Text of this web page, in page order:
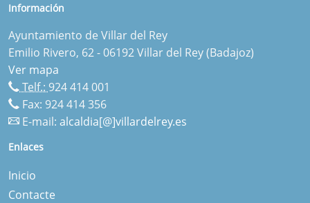
Información
Ayuntamiento de Villar del Rey
Emilio Rivero, 62 - 06192 Villar del Rey (Badajoz)
Ver mapa
Telf.: 924 414 001
Fax: 924 414 356
E-mail: alcaldia[@]villardelrey.es
Enlaces
Inicio
Contacte